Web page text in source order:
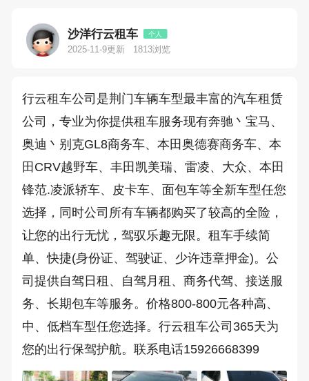
沙洋行云租车 个人
2025-11-9更新 1813浏览
行云租车公司是荆门车辆车型最丰富的汽车租赁
公司，专业为你提供租车服务现有奔驰丶宝马、
奥迪丶别克GL8商务车、本田奥德赛商务车、本
田CRV越野车、丰田凯美瑞、雷凌、大众、本田
锋范.凌派轿车、皮卡车、面包车等全新车型任您
选择，同时公司所有车辆都购买了较高的全险，
让您的出行无忧，驾驭乐趣无限。租车手续简
单、快捷(身份证、驾驶证、少许违章押金)。公
司提供自驾日租、自驾月租、商务代驾、接送服
务、长期包车等服务。价格800-800元各种高、
中、低档车型任您选择。行云租车公司365天为
您的出行保驾护航。联系电话15926668399